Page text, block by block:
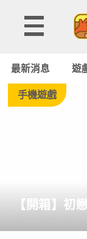
Tag:
橋
-
最新消息 遊
手機遊戲
【開箱】初